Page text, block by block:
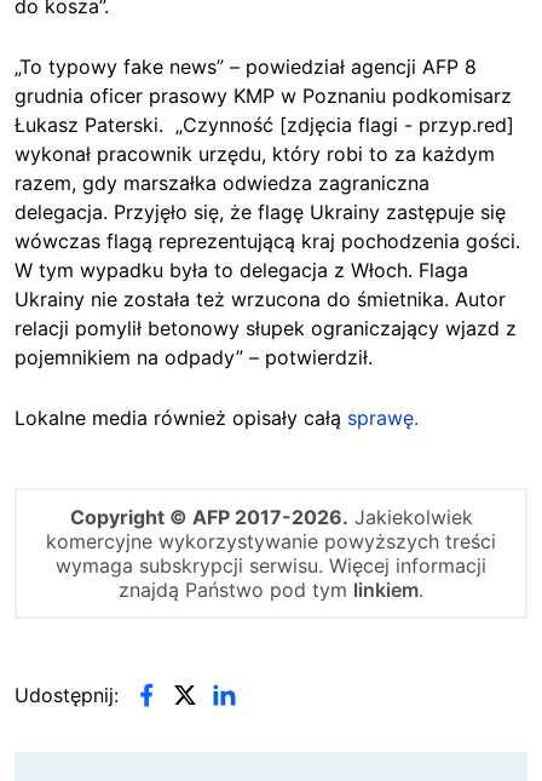
do kosza”.
„To typowy fake news” – powiedział agencji AFP 8
grudnia oficer prasowy KMP w Poznaniu podkomisarz
Łukasz Paterski. „Czynność [zdjęcia flagi - przyp.red]
wykonał pracownik urzędu, który robi to za każdym
razem, gdy marszałka odwiedza zagraniczna
delegacja. Przyjęło się, że flagę Ukrainy zastępuje się
wówczas flagą reprezentującą kraj pochodzenia gości.
W tym wypadku była to delegacja z Włoch. Flaga
Ukrainy nie została też wrzucona do śmietnika. Autor
relacji pomylił betonowy słupek ograniczający wjazd z
pojemnikiem na odpady” – potwierdził.
Lokalne media również opisały całą sprawę.
Copyright © AFP 2017-2026. Jakiekolwiek
komercyjne wykorzystywanie powyższych treści
wymaga subskrypcji serwisu. Więcej informacji
znajdą Państwo pod tym linkiem.
Udostępnij: